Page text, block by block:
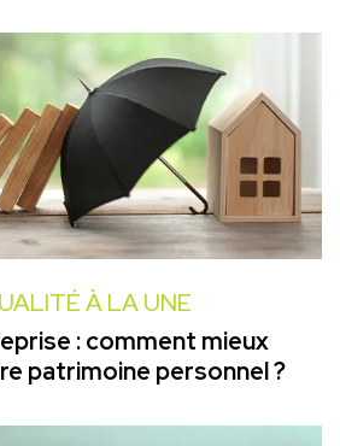
À LA UNE
: comment mieux
patrimoine personnel ?